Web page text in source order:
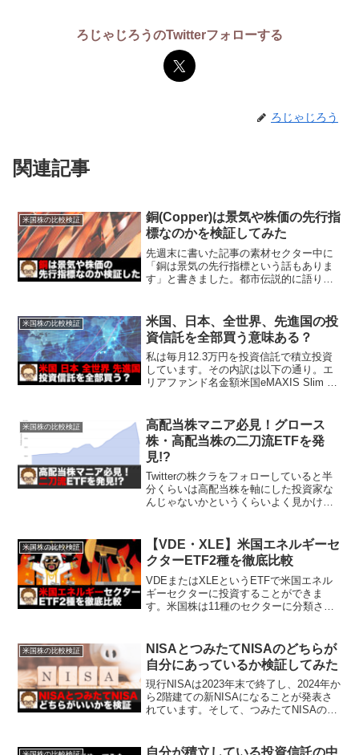
ろじゃじろうのTwitterフォローする
ろじゃじろう
関連記事
米国株の比較検証
銅(Copper)は景気や株価の先行指
標なのかを検証してみた
先週末に書いた記事の素材セクター中に
「銅は景気の先行指標という話もありま
す」と書きました。都市伝説的に語り継
んてこともあります。私自身は気になる
と自分自身で検証しないと...
米国株の比較検証
米国、日本、全世界、先進国の投
資信託を全部買う意味ある？
私は毎月12.3万円を投資信託で積立投資
しています。その内訳は以下の通り。エ
リアファンド名金額米国eMAXIS Slim 米
界eMAXIS S...
米国株の比較検証
高配当株マニア必見！グロース
株・高配当株の二刀流ETFを発
見!?
Twitterの株クラをフォローしていると半
分くらいは高配当株を軸にした投資家な
んじゃないかというくらいよく見かけま
AT&T、日本株だとJTやオリックスなどの
ホルダ...
米国株の比較検証
【VDE・XLE】米国エネルギーセ
クターETF2種を徹底比較
VDEまたはXLEというETFで米国エネル
ギーセクターに投資することができま
す。米国株は11種のセクターに分類され
通信、不動産、金融、エネルギーろじゃ
じろうVDEはバンガ...
米国株の比較検証
NISAとつみたてNISAのどちらが
自分にあっているか検証してみた
現行NISAは2023年末で終了し、2024年か
ら2階建ての新NISAになることが発表さ
れています。そして、つみたてNISAの期
係ありませんが、ジュニアNISAは20...
自分が積立している投資信託の中